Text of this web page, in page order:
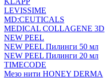
LEVISSIME
MD:CEUTICALS
MEDICAL COLLAGENE 3D
NEW PEEL
NEW PEEL Пилинги 50 мл
NEW PEEL Пилинги 20 мл
TIMECODE
Мезо нити HONEY DERMA